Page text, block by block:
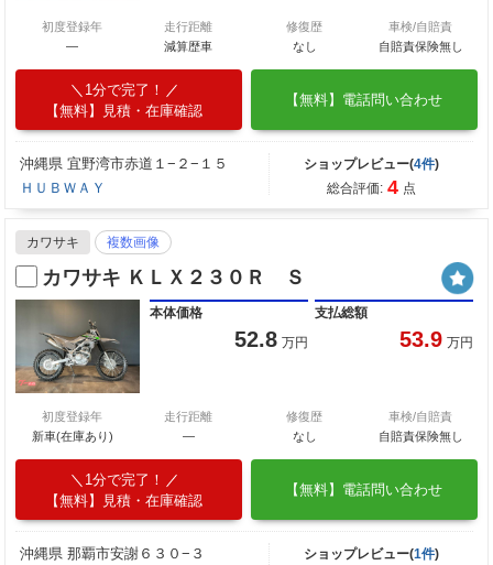
初度登録年
―
走行距離
減算歴車
修復歴
なし
車検/自賠責
自賠責保険無し
1分で完了！
【無料】見積・在庫確認
【無料】電話問い合わせ
沖縄県 宜野湾市赤道１−２−１５
ＨＵＢＷＡＹ
ショップレビュー(4件)
総合評価: 4 点
カワサキ 複数画像
カワサキ ＫＬＸ２３０Ｒ Ｓ
本体価格
52.8 万円
支払総額
53.9 万円
初度登録年
新車(在庫あり)
走行距離
―
修復歴
なし
車検/自賠責
自賠責保険無し
1分で完了！
【無料】見積・在庫確認
【無料】電話問い合わせ
沖縄県 那覇市安謝６３０−３
ショップレビュー(1件)